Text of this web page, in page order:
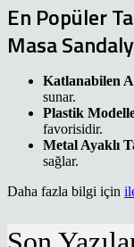
En Popüler
Masa
Katlanabilen
sunar.
Plastik
favorisidir.
Metal Ayaklı
sağlar.
Daha fazla bilgi için